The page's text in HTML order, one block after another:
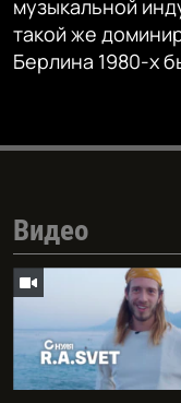
музыкальной
такой же
Берлина 1980-х
Видео